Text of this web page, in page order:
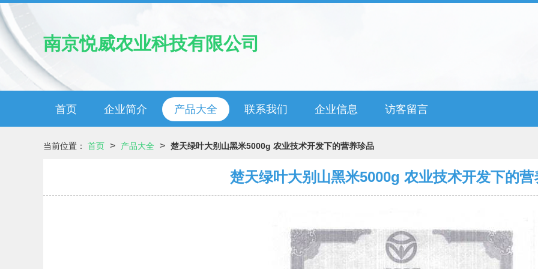
南京悦威农业科技有限公司
首页 企业简介 产品大全 联系我们 企业信息 访客留言
当前位置： 首页 > 产品大全 > 楚天绿叶大别山黑米5000g 农业技术开发下的营养珍品
楚天绿叶大别山黑米5000g 农业技术开发下的营